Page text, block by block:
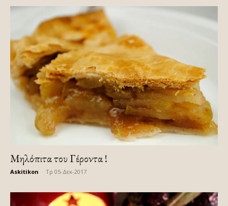
Mηλόπιτα του Γέροντα !
Askitikon Τρ 05-Δεκ-2017